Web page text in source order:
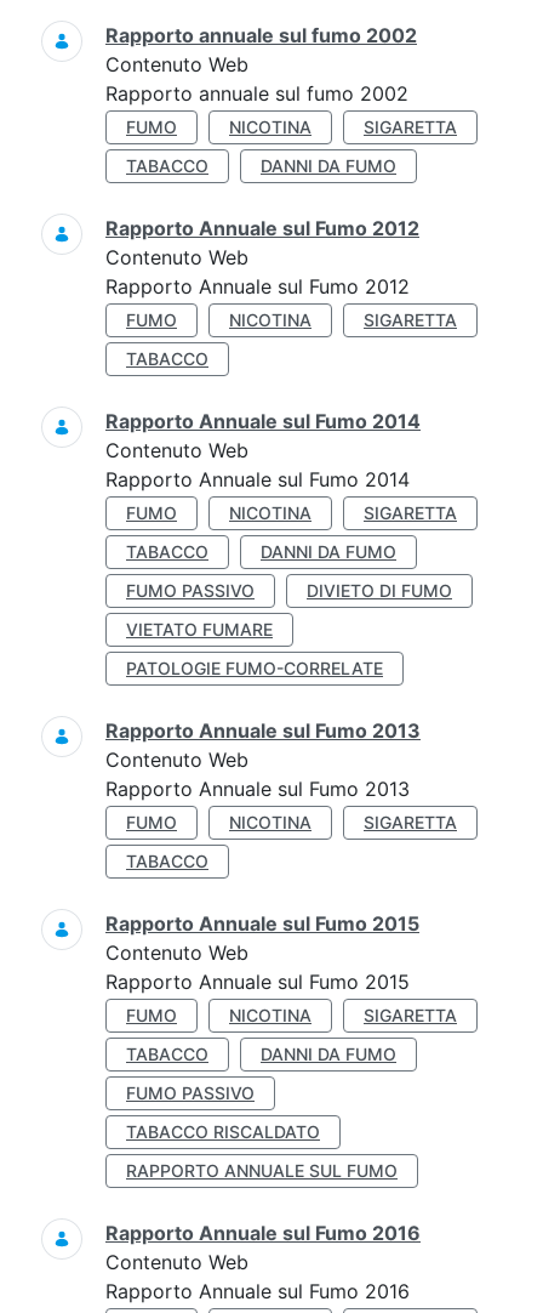
Rapporto annuale sul fumo 2002
Contenuto Web
Rapporto annuale sul fumo 2002
FUMO NICOTINA
SIGARETTA
TABACCO
DANNI DA FUMO
Rapporto Annuale sul Fumo 2012
Contenuto Web
Rapporto Annuale sul Fumo 2012
FUMO NICOTINA
SIGARETTA
TABACCO
Rapporto Annuale sul Fumo 2014
Contenuto Web
Rapporto Annuale sul Fumo 2014
FUMO NICOTINA
SIGARETTA
TABACCO
DANNI DA FUMO
FUMO PASSIVO
DIVIETO DI FUMO
VIETATO FUMARE
PATOLOGIE FUMO-CORRELATE
Rapporto Annuale sul Fumo 2013
Contenuto Web
Rapporto Annuale sul Fumo 2013
FUMO NICOTINA
SIGARETTA
TABACCO
Rapporto Annuale sul Fumo 2015
Contenuto Web
Rapporto Annuale sul Fumo 2015
FUMO NICOTINA
SIGARETTA
TABACCO
DANNI DA FUMO
FUMO PASSIVO
TABACCO RISCALDATO
RAPPORTO ANNUALE SUL FUMO
Rapporto Annuale sul Fumo 2016
Contenuto Web
Rapporto Annuale sul Fumo 2016